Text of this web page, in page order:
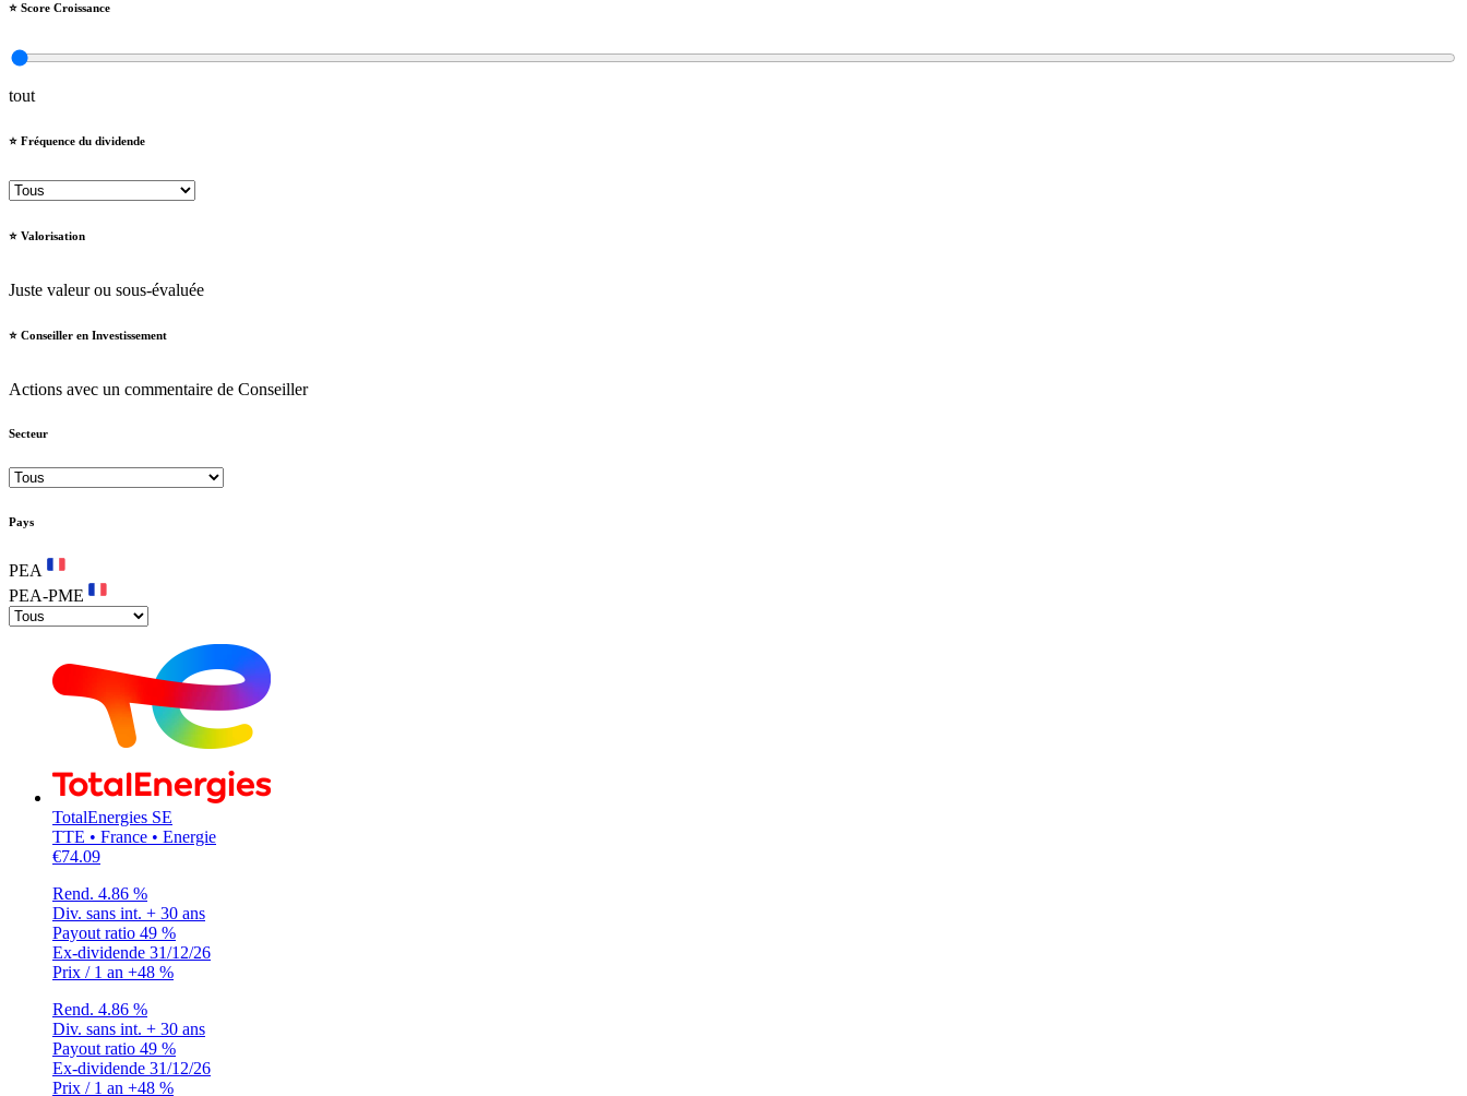
⭐️ Score Croissance
tout
⭐️ Fréquence du dividende
⭐️ Valorisation
Juste valeur ou sous-évaluée
⭐️ Conseiller en Investissement
Actions avec un commentaire de Conseiller
Secteur
Pays
PEA
PEA-PME
TotalEnergies SE
TTE • France • Energie
€74.09
Rend. 4.86 %
Div. sans int. + 30 ans
Payout ratio 49 %
Ex-dividende 31/12/26
Prix / 1 an +48 %
Rend. 4.86 %
Div. sans int. + 30 ans
Payout ratio 49 %
Ex-dividende 31/12/26
Prix / 1 an +48 %